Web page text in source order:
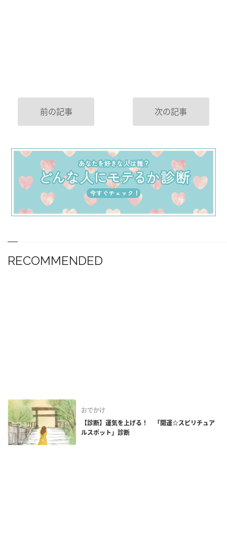
前の記事 次の記事
RECOMMENDED
おでかけ
【診断】運気を上げる！ 「開運☆スピリチュア
ルスポット」診断